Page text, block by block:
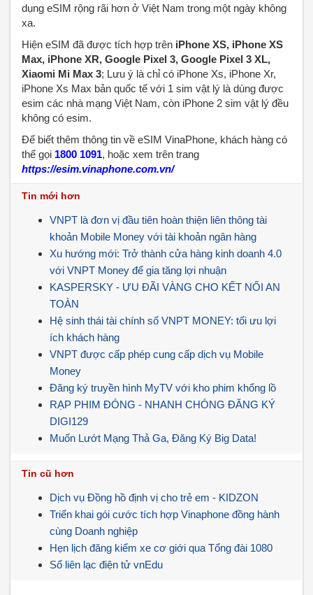
dụng eSIM rộng rãi hơn ở Việt Nam trong một ngày không
xa.
Hiện eSIM đã được tích hợp trên iPhone XS, iPhone XS
Max, iPhone XR, Google Pixel 3, Google Pixel 3 XL,
Xiaomi Mi Max 3; Lưu ý là chỉ có iPhone Xs, iPhone Xr,
iPhone Xs Max bản quốc tế với 1 sim vật lý là dùng được
esim các nhà mạng Việt Nam, còn iPhone 2 sim vật lý đều
không có esim.
Để biết thêm thông tin về eSIM VinaPhone, khách hàng có
thể gọi 1800 1091, hoặc xem trên trang
https://esim.vinaphone.com.vn/
Tin mới hơn
VNPT là đơn vị đầu tiên hoàn thiện liên thông tài
khoản Mobile Money với tài khoản ngân hàng
Xu hướng mới: Trở thành cửa hàng kinh doanh 4.0
với VNPT Money để gia tăng lợi nhuận
KASPERSKY - ƯU ĐÃI VÀNG CHO KẾT NỐI AN
TOÀN
Hệ sinh thái tài chính số VNPT MONEY: tối ưu lợi
ích khách hàng
VNPT được cấp phép cung cấp dịch vụ Mobile
Money
Đăng ký truyền hình MyTV với kho phim khổng lồ
RẠP PHIM ĐÓNG - NHANH CHÓNG ĐĂNG KÝ
DIGI129
Muốn Lướt Mạng Thả Ga, Đăng Ký Big Data!
Tin cũ hơn
Dịch vụ Đồng hồ định vị cho trẻ em - KIDZON
Triển khai gói cước tích hợp Vinaphone đồng hành
cùng Doanh nghiệp
Hẹn lịch đăng kiểm xe cơ giới qua Tổng đài 1080
Sổ liên lạc điện tử vnEdu